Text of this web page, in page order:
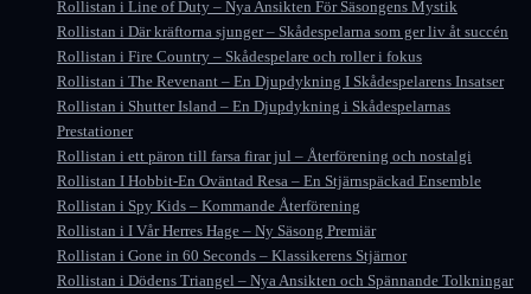
Rollistan i Line of Duty – Nya Ansikten För Säsongens Mystik
Rollistan i Där kräftorna sjunger – Skådespelarna som ger liv åt succén
Rollistan i Fire Country – Skådespelare och roller i fokus
Rollistan i The Revenant – En Djupdykning I Skådespelarens Insatser
Rollistan i Shutter Island – En Djupdykning i Skådespelarnas
Prestationer
Rollistan i ett päron till farsa firar jul – Återförening och nostalgi
Rollistan I Hobbit-En Oväntad Resa – En Stjärnspäckad Ensemble
Rollistan i Spy Kids – Kommande Återförening
Rollistan i I Vår Herres Hage – Ny Säsong Premiär
Rollistan i Gone in 60 Seconds – Klassikerens Stjärnor
Rollistan i Dödens Triangel – Nya Ansikten och Spännande Tolkningar